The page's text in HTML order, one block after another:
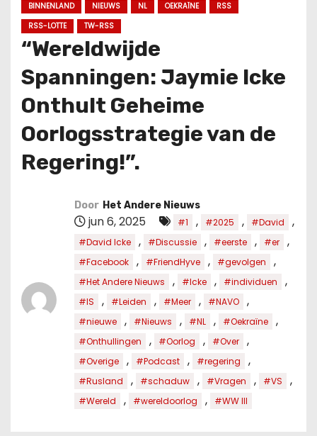
BINNENLAND NIEUWS NL OEKRAÏNE
RSS
RSS-LOTTE
TW-RSS
“Wereldwijde
Spanningen: Jaymie Icke
Onthult Geheime
Oorlogsstrategie van de
Regering!”.
Door Het Andere Nieuws
jun 6, 2025 #1 , #2025 , #David ,
#David Icke , #Discussie , #eerste , #er ,
#Facebook , #FriendHyve , #gevolgen ,
#Het Andere Nieuws , #Icke , #individuen ,
#IS , #Leiden , #Meer , #NAVO ,
#nieuwe , #Nieuws , #NL , #Oekraïne ,
#Onthullingen , #Oorlog , #Over ,
#Overige , #Podcast , #regering ,
#Rusland , #schaduw , #Vragen , #VS ,
#Wereld , #wereldoorlog , #WW III